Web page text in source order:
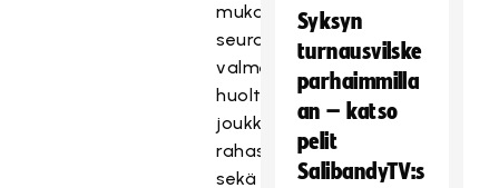
mukana
seurassa
valmentajana,
huoltajana,
joukkueenjohtajana,
rahastonhoitajana
sekä
Syksyn
turnausvilske
parhaimmilla
an – katso
pelit
SalibandyTV:s